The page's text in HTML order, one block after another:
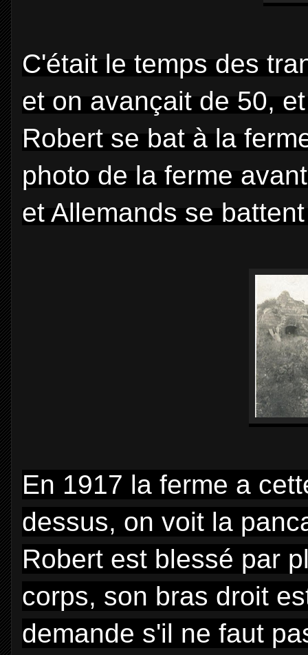
C'était le temps des
et on avançait de 50,
Robert se bat à la
photo de la ferme
et Allemands se
En 1917 la ferme a
dessus, on voit la
Robert est blessé par
corps, son bras droit
demande s'il ne faut